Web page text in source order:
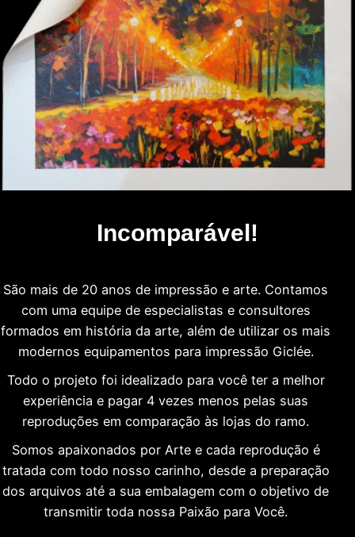
Incomparável!
São mais de 20 anos de impressão e arte. Contamos
com uma equipe de especialistas e consultores
formados em história da arte, além de utilizar os mais
modernos equipamentos para impressão Giclée.
Todo o projeto foi idealizado para você ter a melhor
experiência e pagar 4 vezes menos pelas suas
reproduções em comparação às lojas do ramo.
Somos apaixonados por Arte e cada reprodução é
tratada com todo nosso carinho, desde a preparação
dos arquivos até a sua embalagem com o objetivo de
transmitir toda nossa Paixão para Você.